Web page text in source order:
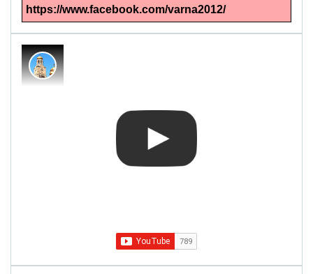
https://www.facebook.com/varna2012/